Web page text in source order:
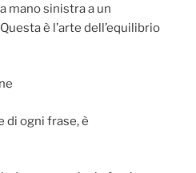
mano sinistra a un
è l’arte dell’equilibrio
di ogni frase, è